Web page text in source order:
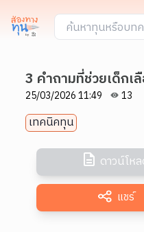
3 คำถามที่ช่วยเด็กเ
25/03/2026 11:49 13
เทคนิคทุน
ดาวน์โห
แชร์